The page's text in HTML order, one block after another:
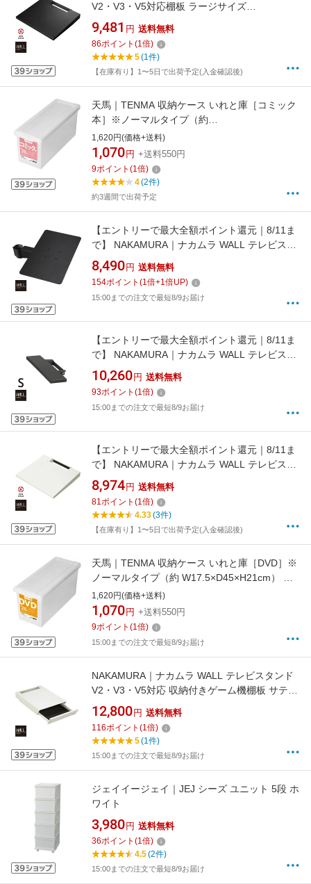
V2・V3・V5対応棚板 ラージサイズ
D05000019 サテンブラック
9,481 円 送料無料
86ポイント (1倍)
5(1件)
【在庫有り】1〜5日で出荷予定(入金確認後)
天馬｜TENMA 収納ケース いれと庫［コミック
本］※ノーマルタイプ（約
W17×D45×H20cm） 天馬（TENMA） オールク
リア 110000973
1,620円(価格+送料)
1,070 円 +送料550円
9ポイント (1倍)
4(2件)
約3週間で出荷予定
【エントリーで最大全額ポイント還元｜8/11ま
で】 NAKAMURA｜ナカムラ WALL テレビスタ
ンド A2ハイ/ラージタイプ対応 レコーダー棚板
サテンブラック M05000221
8,490 円 送料無料
154ポイント (1倍+1倍UP)
15:00までの注文で最短8/9お届け
【エントリーで最大全額ポイント還元｜8/11ま
で】 NAKAMURA｜ナカムラ WALL テレビスタ
ンドV2・V3・V5対応 サウンドバー棚板 Sサイ
ズ 幅60cm M05000149 サテンブラック
10,260 円 送料無料
93ポイント (1倍)
15:00までの注文で最短8/9お届け
【エントリーで最大全額ポイント還元｜8/11ま
で】 NAKAMURA｜ナカムラ WALL テレビスタ
ンド V2・V3・V5対応棚板 ラージサイズ
D05000018 サテンホワイト
8,974 円 送料無料
81ポイント (1倍)
4.33(3件)
【在庫有り】1〜5日で出荷予定(入金確認後)
天馬｜TENMA 収納ケース いれと庫［DVD］※
ノーマルタイプ（約 W17.5×D45×H21cm） 天
馬（TENMA） オールクリア 110001033
1,620円(価格+送料)
1,070 円 +送料550円
9ポイント (1倍)
15:00までの注文で最短8/9お届け
NAKAMURA｜ナカムラ WALL テレビスタンド
V2・V3・V5対応 収納付きゲーム機棚板 サテン
ホワイト D05000024
12,800 円 送料無料
116ポイント (1倍)
5(1件)
15:00までの注文で最短8/9お届け
ジェイイージェイ｜JEJ シーズ ユニット 5段 ホ
ワイト
3,980 円 送料無料
36ポイント (1倍)
4.5(2件)
15:00までの注文で最短8/9お届け